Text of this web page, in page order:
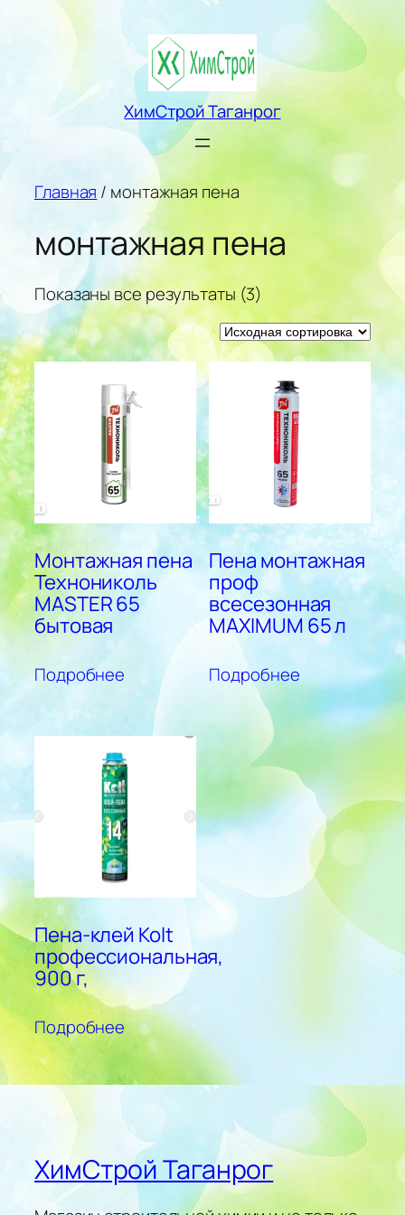
Перейти
ХимСтрой Таганрог
Главная / монтажная пена
монтажная пена
Показаны все результаты (3)
Монтажная пена
Технониколь
MASTER 65
бытовая
Подробнее
Пена монтажная
проф
всесезонная
MAXIMUM 65 л
Подробнее
Пена-клей Kolt
профессиональная,
900 г,
Подробнее
ХимСтрой Таганрог